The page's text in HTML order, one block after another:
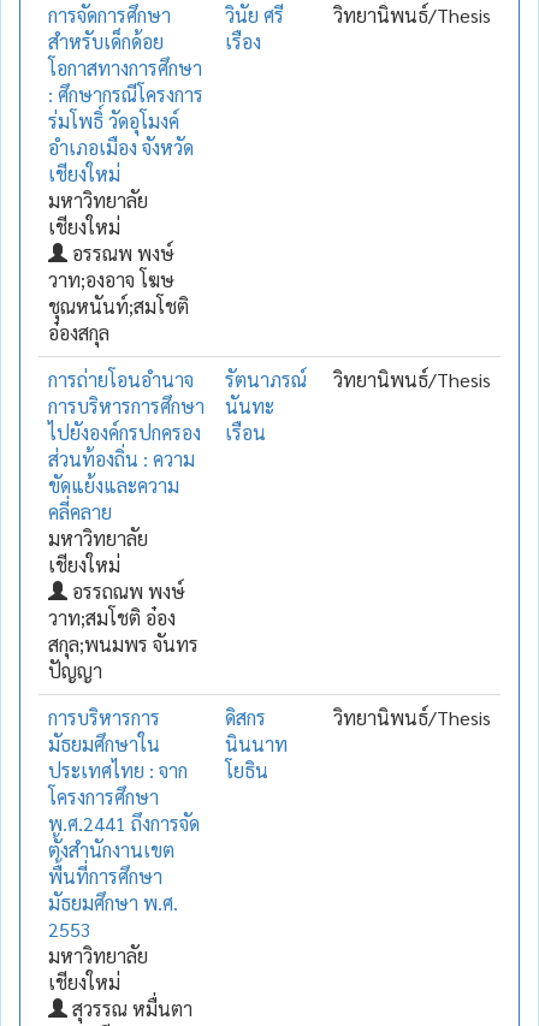
การจัดการศึกษา
สำหรับเด็กด้อย
โอกาสทางการศึกษา
: ศึกษากรณีโครงการ
ร่มโพธิ์ วัดอุโมงค์
อำเภอเมือง จังหวัด
เชียงใหม่
มหาวิทยาลัย
เชียงใหม่
อรรณพ พงษ์
วาท;องอาจ โฆษ
ชุณหนันท์;สมโชติ
อ๋องสกุล
วินัย ศรี
เรือง
วิทยานิพนธ์/Thesis
การถ่ายโอนอำนาจ
การบริหารการศึกษา
ไปยังองค์กรปกครอง
ส่วนท้องถิ่น : ความ
ขัดแย้งและความ
คลี่คลาย
มหาวิทยาลัย
เชียงใหม่
อรรถณพ พงษ์
วาท;สมโชติ อ๋อง
สกุล;พนมพร จันทร
ปัญญา
รัตนาภรณ์
นันทะ
เรือน
วิทยานิพนธ์/Thesis
การบริหารการ
มัธยมศึกษาใน
ประเทศไทย : จาก
โครงการศึกษา
พ.ศ.2441 ถึงการจัด
ตั้งสำนักงานเขต
พื้นที่การศึกษา
มัธยมศึกษา พ.ศ.
2553
มหาวิทยาลัย
เชียงใหม่
สุวรรณ หมื่นตา
ดิสกร
นินนาท
โยธิน
วิทยานิพนธ์/Thesis